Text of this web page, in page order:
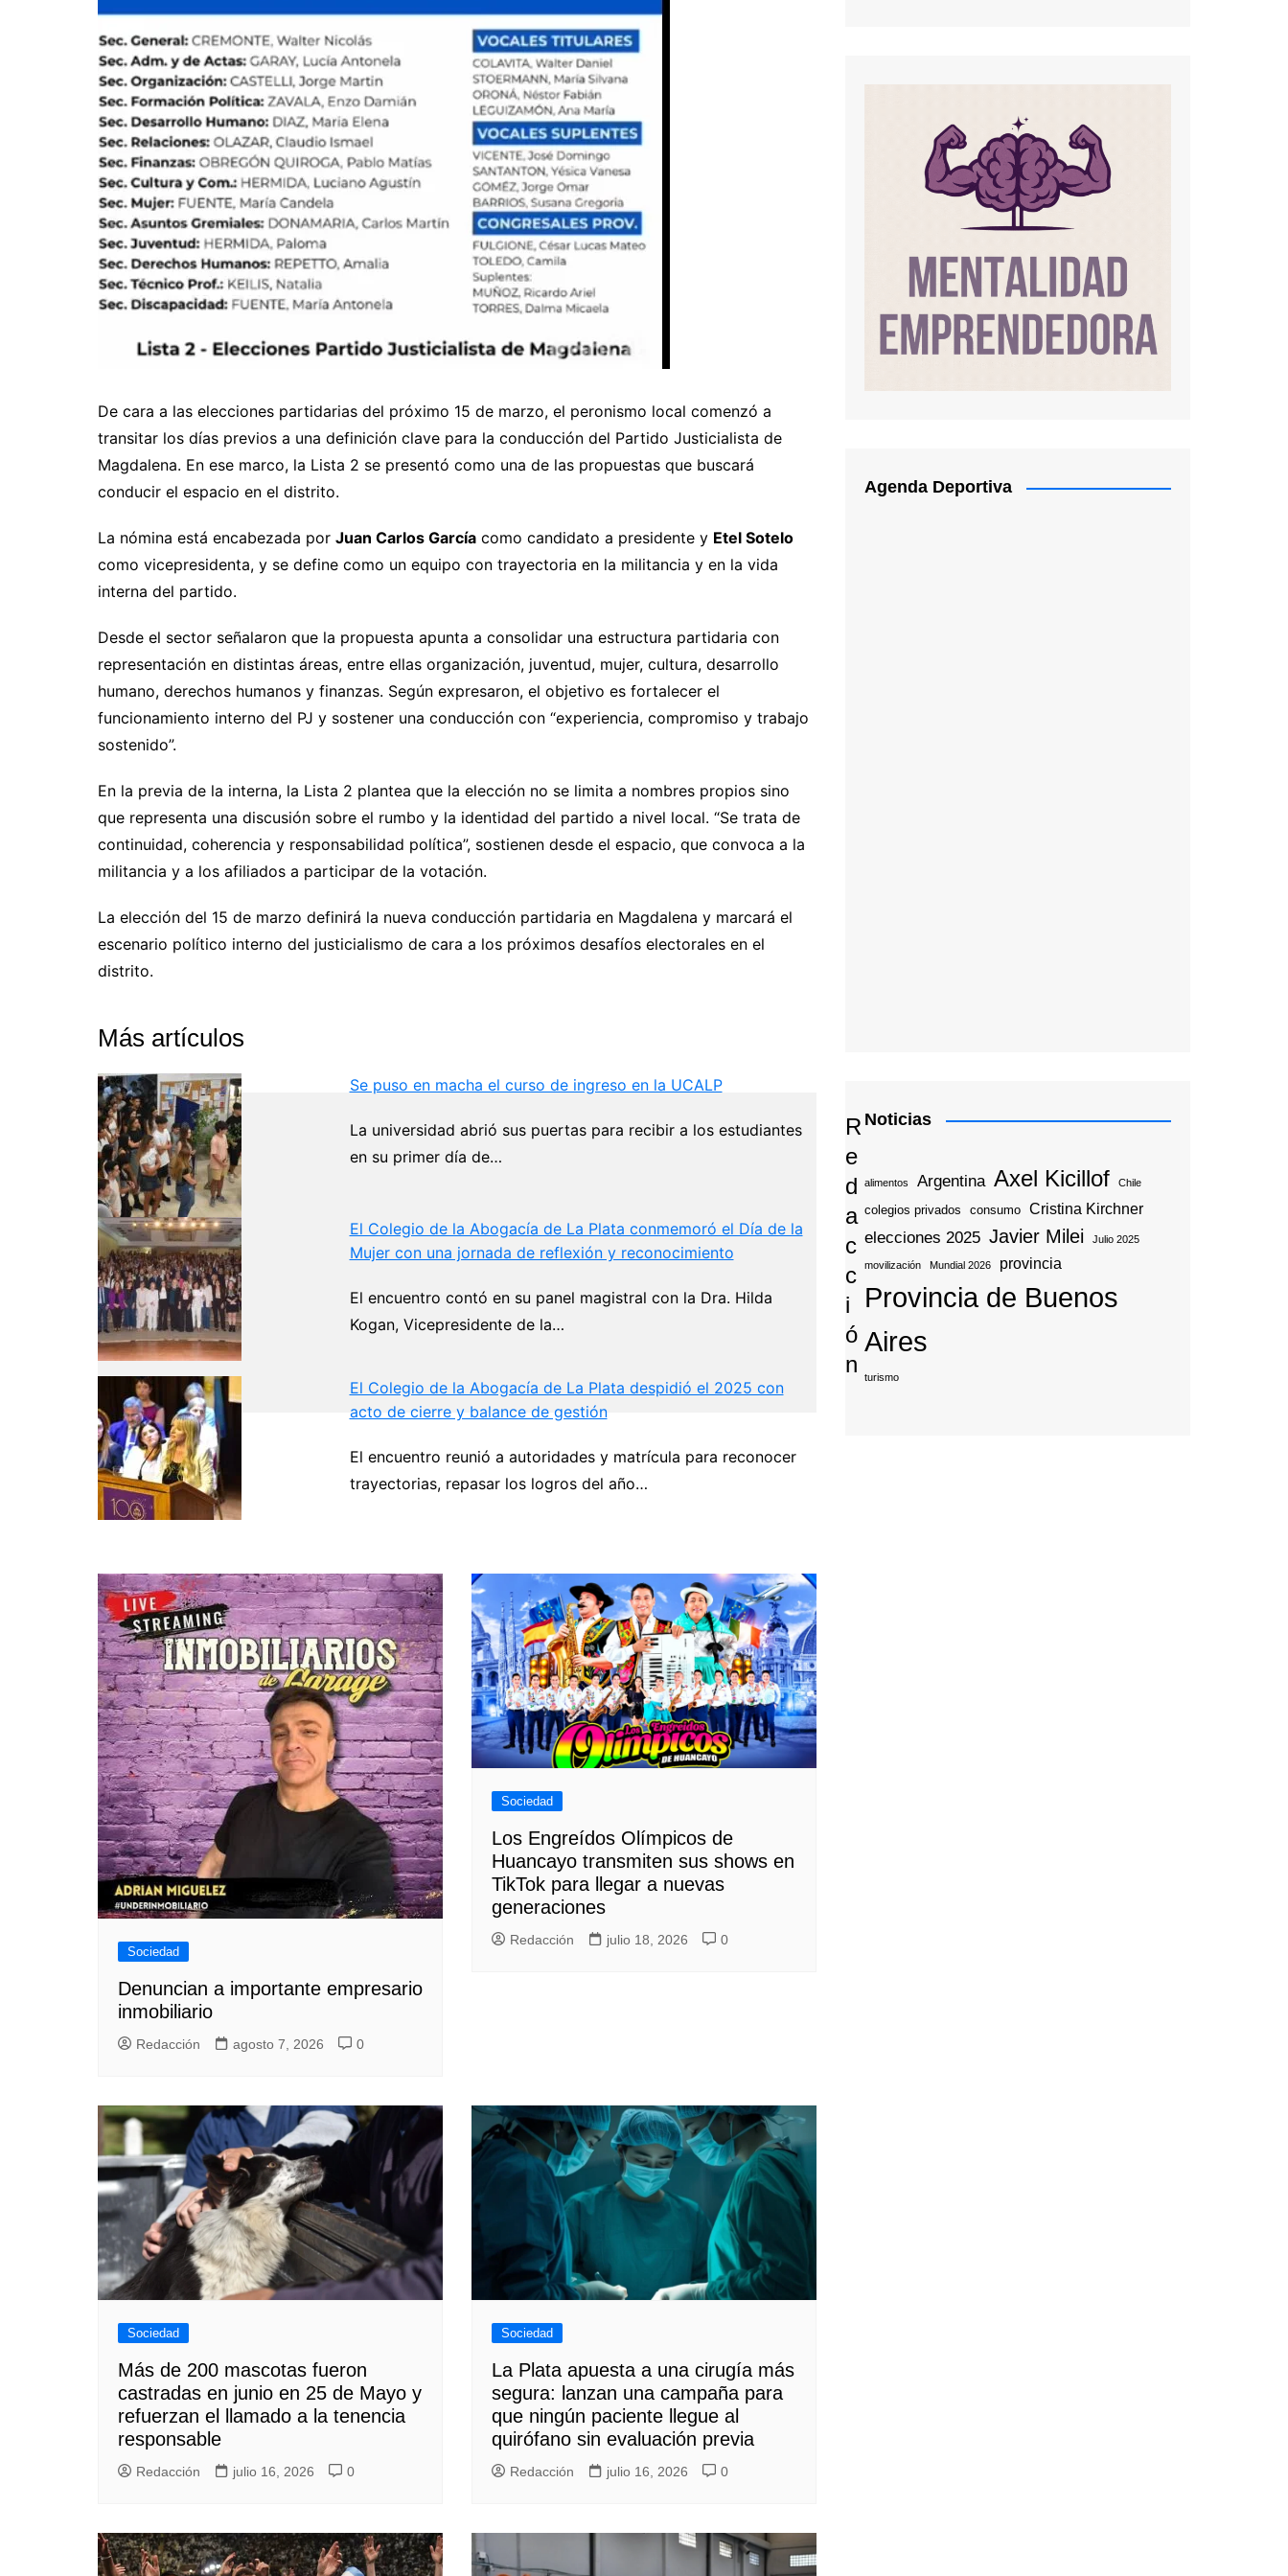
De cara a las elecciones partidarias del próximo 15 de marzo, el peronismo local comenzó a
transitar los días previos a una definición clave para la conducción del Partido Justicialista de
Magdalena. En ese marco, la Lista 2 se presentó como una de las propuestas que buscará
conducir el espacio en el distrito.
La nómina está encabezada por Juan Carlos García como candidato a presidente y Etel Sotelo
como vicepresidenta, y se define como un equipo con trayectoria en la militancia y en la vida
interna del partido.
Desde el sector señalaron que la propuesta apunta a consolidar una estructura partidaria con
representación en distintas áreas, entre ellas organización, juventud, mujer, cultura, desarrollo
humano, derechos humanos y finanzas. Según expresaron, el objetivo es fortalecer el
funcionamiento interno del PJ y sostener una conducción con “experiencia, compromiso y trabajo
sostenido”.
En la previa de la interna, la Lista 2 plantea que la elección no se limita a nombres propios sino
que representa una discusión sobre el rumbo y la identidad del partido a nivel local. “Se trata de
continuidad, coherencia y responsabilidad política”, sostienen desde el espacio, que convoca a la
militancia y a los afiliados a participar de la votación.
La elección del 15 de marzo definirá la nueva conducción partidaria en Magdalena y marcará el
escenario político interno del justicialismo de cara a los próximos desafíos electorales en el
distrito.
Más artículos
Se puso en macha el curso de ingreso en la UCALP
La universidad abrió sus puertas para recibir a los estudiantes
en su primer día de…
El Colegio de la Abogacía de La Plata conmemoró el Día de la
Mujer con una jornada de reflexión y reconocimiento
El encuentro contó en su panel magistral con la Dra. Hilda
Kogan, Vicepresidente de la…
El Colegio de la Abogacía de La Plata despidió el 2025 con
acto de cierre y balance de gestión
El encuentro reunió a autoridades y matrícula para reconocer
trayectorias, repasar los logros del año…
R
E
D
A
C
C
I
Ó
N
Navegación
de
Sociedad
Denuncian a importante empresario
inmobiliario
Redacción agosto 7, 2026 0
Sociedad
Los Engreídos Olímpicos de
Huancayo transmiten sus shows en
TikTok para llegar a nuevas
generaciones
Redacción julio 18, 2026 0
Sociedad
Más de 200 mascotas fueron
castradas en junio en 25 de Mayo y
refuerzan el llamado a la tenencia
responsable
Redacción julio 16, 2026 0
Sociedad
La Plata apuesta a una cirugía más
segura: lanzan una campaña para
que ningún paciente llegue al
quirófano sin evaluación previa
Redacción julio 16, 2026 0
Agenda Deportiva
Noticias
alimentos Argentina Axel Kicillof Chile
colegios privados consumo Cristina Kirchner
elecciones 2025 Javier Milei Julio 2025
movilización Mundial 2026 provincia
Provincia de Buenos
Aires
turismo